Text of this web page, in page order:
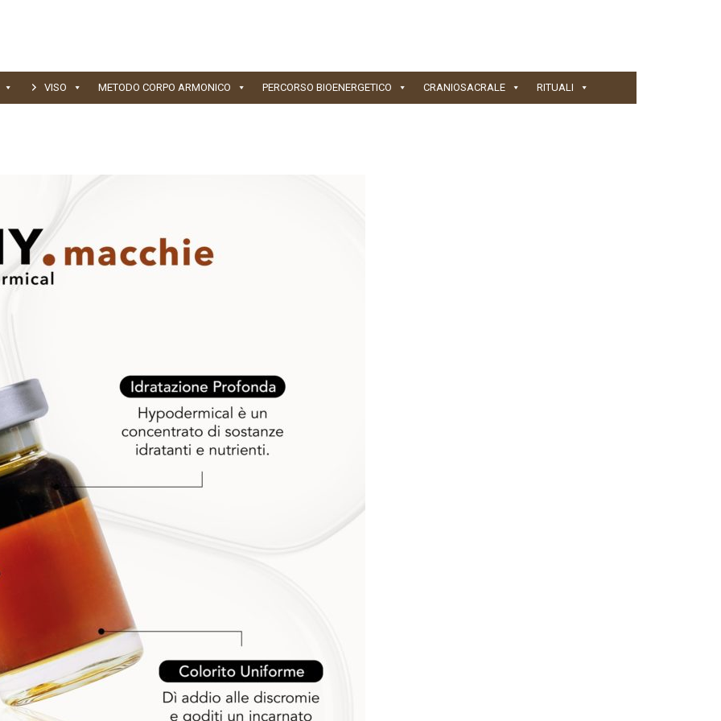
VISO METODO CORPO ARMONICO PERCORSO BIOENERGETICO CRANIOSACRALE RITUALI